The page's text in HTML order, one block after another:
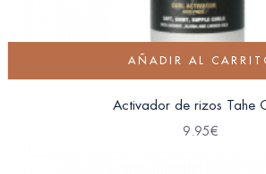
AÑADIR AL
Activador de rizos Tahe
9.95€